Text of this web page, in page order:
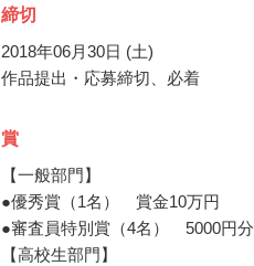
締切
2018年06月30日 (土)
作品提出・応募締切、必着
賞
【一般部門】
●優秀賞（1名） 賞金10万円
●審査員特別賞（4名） 5000円
【高校生部門】